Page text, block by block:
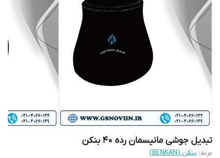
تبدیل جوشی مانیسمان رده 40 بنکن
برند: بنکن (BENKAN)